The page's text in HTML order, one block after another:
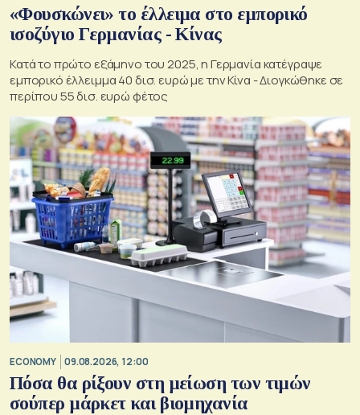
«Φουσκώνει» το έλλειμα στο εμπορικό
ισοζύγιο Γερμανίας - Κίνας
Κατά το πρώτο εξάμηνο του 2025, η Γερμανία κατέγραψε
εμπορικό έλλειμμα 40 δισ. ευρώ με την Κίνα - Διογκώθηκε σε
περίπου 55 δισ. ευρώ φέτος
ECONOMY 09.08.2026, 12:00
Πόσα θα ρίξουν στη μείωση των τιμών
σούπερ μάρκετ και βιομηχανία